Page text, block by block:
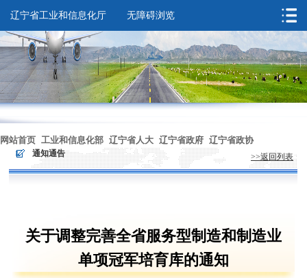
网站首页 工业和信息化部 辽宁省人大 辽宁省政府 辽宁省政协
无障碍浏览
辽宁省工业和信息化厅 无障碍浏览
> 通知通告 >>返回列表
关于调整完善全省服务型制造和制造业
单项冠军培育库的通知